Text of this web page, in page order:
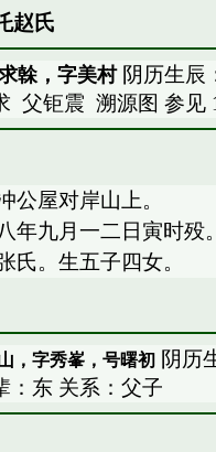
赵氏
榦，字美村阴历生辰
父钜震 溯源图 参见
公屋对岸山上。
年九月一二日寅时殁。
氏。生五子四女。
，字秀峯，号曙初阴历
：东 关系：父子